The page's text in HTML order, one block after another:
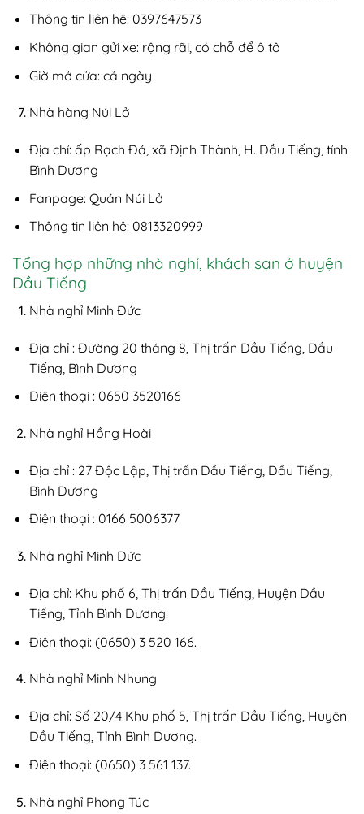
Thông tin liên hệ: 0397647573
Không gian gửi xe: rộng rãi, có chỗ để ô tô
Giờ mở cửa: cả ngày
Nhà hàng Núi Lở
Địa chỉ: ấp Rạch Đá, xã Định Thành, H. Dầu Tiếng, tỉnh
Bình Dương
Fanpage: Quán Núi Lở
Thông tin liên hệ: 0813320999
Tổng hợp những nhà nghỉ, khách sạn ở huyện
Dầu Tiếng
Nhà nghỉ Minh Đức
Địa chỉ : Đường 20 tháng 8, Thị trấn Dầu Tiếng, Dầu
Tiếng, Bình Dương
Điện thoại : 0650 3520166
Nhà nghỉ Hồng Hoài
Địa chỉ : 27 Độc Lập, Thị trấn Dầu Tiếng, Dầu Tiếng,
Bình Dương
Điện thoại : 0166 5006377
Nhà nghỉ Minh Đức
Địa chỉ: Khu phố 6, Thị trấn Dầu Tiếng, Huyện Dầu
Tiếng, Tỉnh Bình Dương.
Điện thoại: (0650) 3 520 166.
Nhà nghỉ Minh Nhung
Địa chỉ: Số 20/4 Khu phố 5, Thị trấn Dầu Tiếng, Huyện
Dầu Tiếng, Tỉnh Bình Dương.
Điện thoại: (0650) 3 561 137.
Nhà nghỉ Phong Túc